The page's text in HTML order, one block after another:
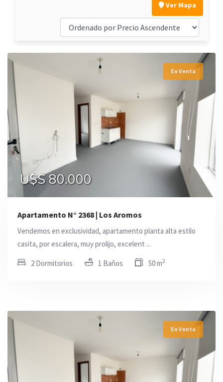
Ver Mapa
En Venta
U$S 80.000
Apartamento N° 2368 | Los Aromos
Vendemos en exclusividad, apartamento planta alta estilo
casita, por escalera, muy prolijo, excelent ...
2 Dormitorios 1 Baños 50 m2
En Venta